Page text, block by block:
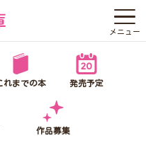
メニュー
れまでの本 発売予定
作品募集